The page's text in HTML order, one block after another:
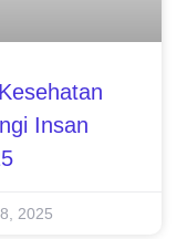
Insan
2025